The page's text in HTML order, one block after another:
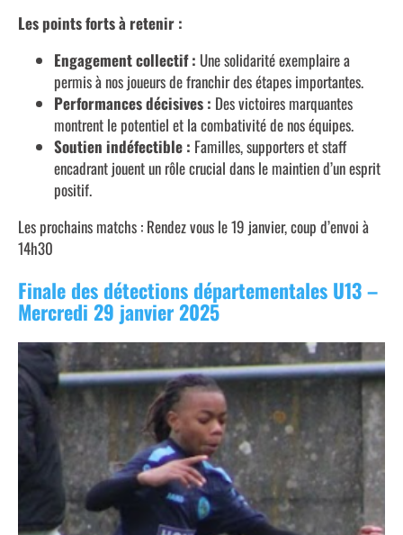
Les points forts à retenir :
Engagement collectif : Une solidarité exemplaire a
permis à nos joueurs de franchir des étapes importantes.
Performances décisives : Des victoires marquantes
montrent le potentiel et la combativité de nos équipes.
Soutien indéfectible : Familles, supporters et staff
encadrant jouent un rôle crucial dans le maintien d’un esprit
positif.
Les prochains matchs : Rendez vous le 19 janvier, coup d’envoi à
14h30
Finale des détections départementales U13 –
Mercredi 29 janvier 2025